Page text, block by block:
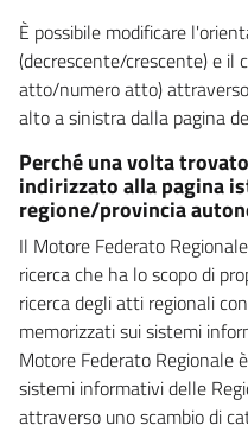
È possibile modificare
(decrescente/crescente) e
atto/numero atto)
alto a sinistra dalla pagina
Perché una volta
indirizzato alla pagina
regione/provincia
Il Motore Federato
ricerca che ha lo scopo di
ricerca degli atti regionali
memorizzati sui sistemi
Motore Federato
sistemi informativi delle
attraverso uno scambio di